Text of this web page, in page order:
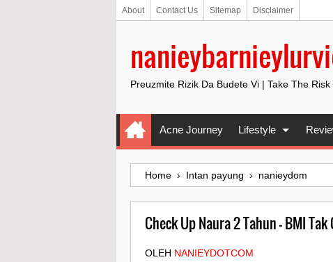
About Contact Us Sitemap Disclaimer
Preuzmite Rizik Da Budete Vi | Take The Risk
Acne Journey Lifestyle
Home › Intan payung › nanieydom
Check Up Naura 2 Tahun - BMI
OLEH NANIEYDOTCOM